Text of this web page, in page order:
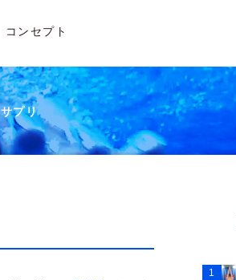
コンセプト
サプリ